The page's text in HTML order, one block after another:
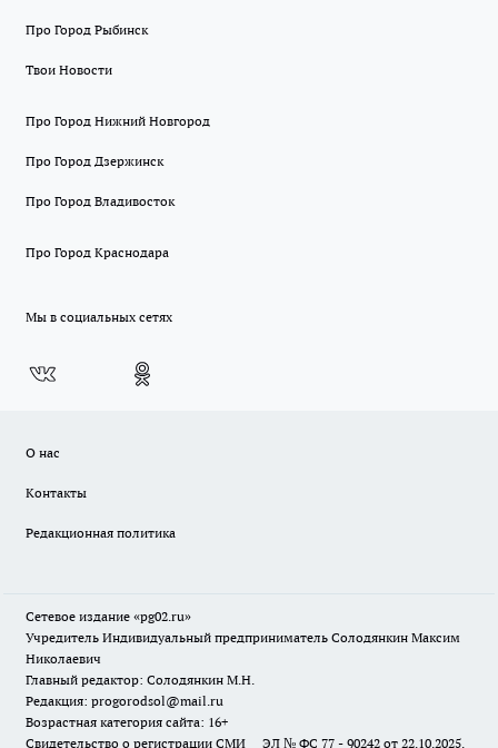
Про Город Рыбинск
Твои Новости
Про Город Нижний Новгород
Про Город Дзержинск
Про Город Владивосток
Про Город Краснодара
Мы в социальных сетях
О нас
Контакты
Редакционная политика
Сетевое издание «pg02.ru»
Учредитель Индивидуальный предприниматель Солодянкин Максим
Николаевич
Главный редактор: Солодянкин М.Н.
Редакция: progorodsol@mail.ru
Возрастная категория сайта: 16+
Свидетельство о регистрации СМИ ЭЛ № ФС 77 - 90242 от 22.10.2025.